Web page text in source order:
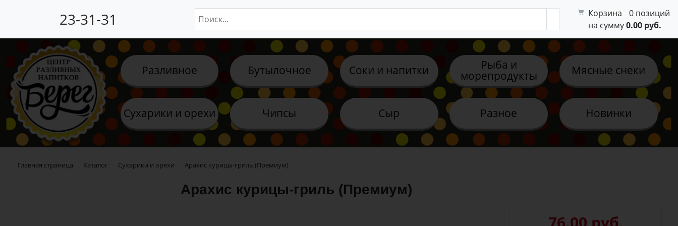
23-31-31 Корзина
0 позиций
на сумму0.00 руб.
Разливное Бутылочное Соки и напитки Рыба и
морепродукты Мясные снеки
Сухарики и орехи Чипсы Сыр Разное Новинки
Главная страница Каталог Сухарики и орехи Арахис курицы-гриль (Премиум)
Арахис курицы-гриль (Премиум)